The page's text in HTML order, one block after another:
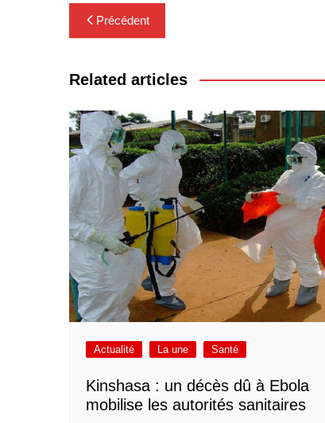
Navigation
de
l’article
Précédent
Related articles
Actualité La une Santé
Kinshasa : un décès dû à Ebola
mobilise les autorités sanitaires